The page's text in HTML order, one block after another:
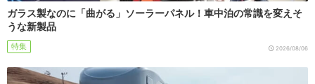
ガラス製なのに「曲がる」ソーラーパネル！車中泊の常識を変えそ
うな新製品
特集 2026/08/06